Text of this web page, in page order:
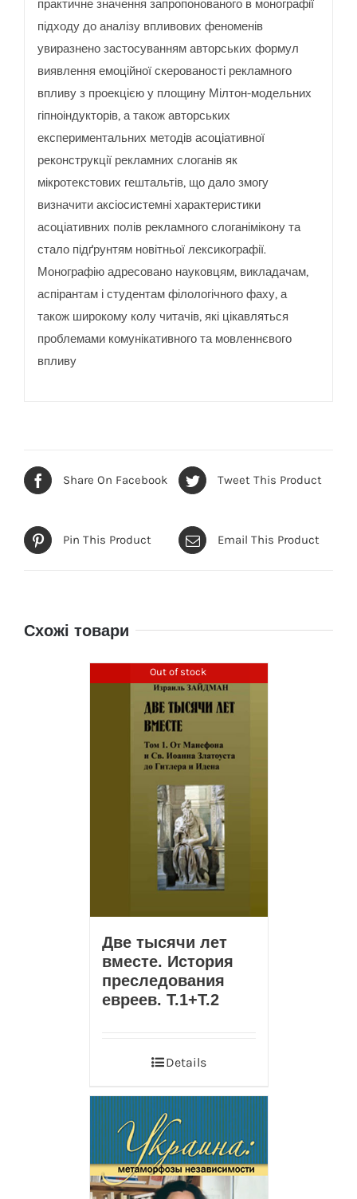
практичне значення запропонованого в монографії
підходу до аналізу впливових феноменів
увиразнено застосуванням авторських формул
виявлення емоційної скерованості рекламного
впливу з проекцією у площину Мілтон-модельних
гіпноіндукторів, а також авторських
експериментальних методів асоціативної
реконструкції рекламних слоганів як
мікротекстових гештальтів, що дало змогу
визначити аксіосистемні характеристики
асоціативних полів рекламного слоганімікону та
стало підґрунтям новітньої лексикографії.
Монографію адресовано науковцям, викладачам,
аспірантам і студентам філологічного фаху, а
також широкому колу читачів, які цікавляться
проблемами комунікативного та мовленнєвого
впливу
Share On Facebook Tweet This Product
Pin This Product Email This Product
Схожі товари
Out of stock
Две тысячи лет
вместе. История
преследования
евреев. Т.1+T.2
Details